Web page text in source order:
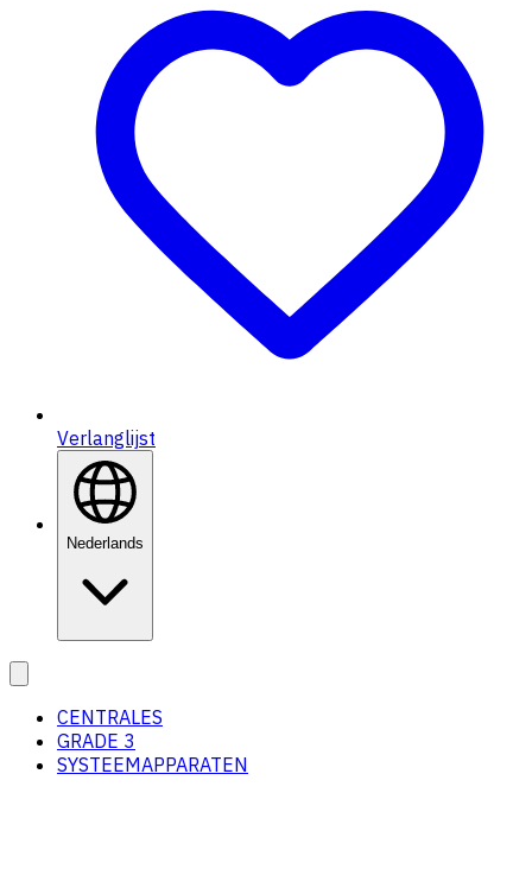
Verlanglijst
Nederlands
CENTRALES
GRADE 3
SYSTEEMAPPARATEN